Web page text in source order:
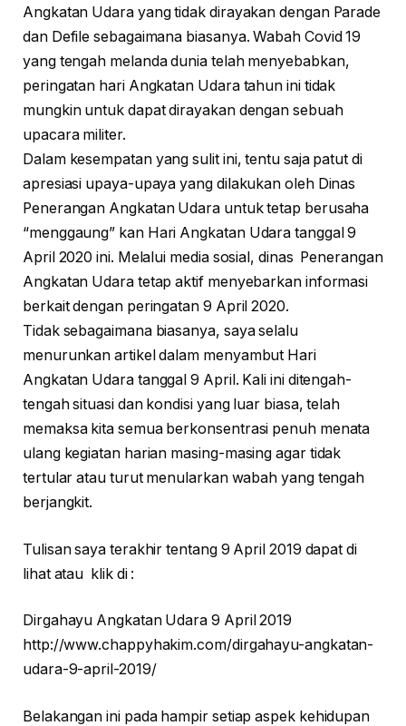
Angkatan Udara yang tidak dirayakan dengan Parade
dan Defile sebagaimana biasanya. Wabah Covid 19
yang tengah melanda dunia telah menyebabkan,
peringatan hari Angkatan Udara tahun ini tidak
mungkin untuk dapat dirayakan dengan sebuah
upacara militer.
Dalam kesempatan yang sulit ini, tentu saja patut di
apresiasi upaya-upaya yang dilakukan oleh Dinas
Penerangan Angkatan Udara untuk tetap berusaha
“menggaung” kan Hari Angkatan Udara tanggal 9
April 2020 ini. Melalui media sosial, dinas Penerangan
Angkatan Udara tetap aktif menyebarkan informasi
berkait dengan peringatan 9 April 2020.
Tidak sebagaimana biasanya, saya selalu
menurunkan artikel dalam menyambut Hari
Angkatan Udara tanggal 9 April. Kali ini ditengah-
tengah situasi dan kondisi yang luar biasa, telah
memaksa kita semua berkonsentrasi penuh menata
ulang kegiatan harian masing-masing agar tidak
tertular atau turut menularkan wabah yang tengah
berjangkit.
Tulisan saya terakhir tentang 9 April 2019 dapat di
lihat atau klik di :
Dirgahayu Angkatan Udara 9 April 2019
http://www.chappyhakim.com/dirgahayu-angkatan-
udara-9-april-2019/
Belakangan ini pada hampir setiap aspek kehidupan